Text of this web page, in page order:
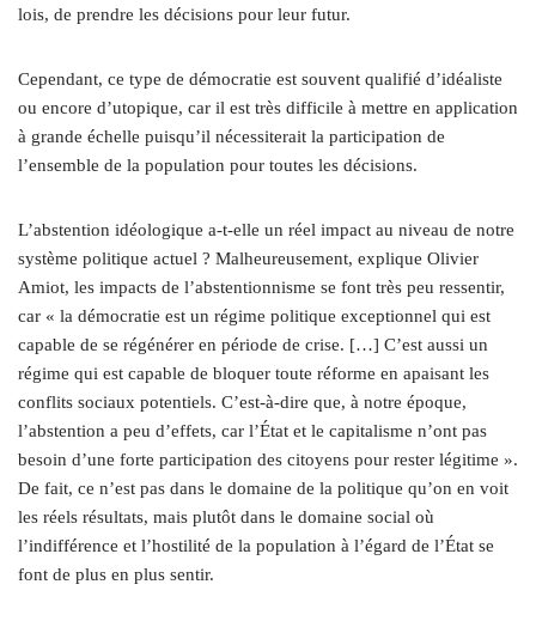
lois, de prendre les décisions pour leur futur.
Cependant, ce type de démocratie est souvent qualifié d’idéaliste
ou encore d’utopique, car il est très difficile à mettre en application
à grande échelle puisqu’il nécessiterait la participation de
l’ensemble de la population pour toutes les décisions.
L’abstention idéologique a‑t-elle un réel impact au niveau de notre
système politique actuel ? Malheureusement, explique Olivier
Amiot, les impacts de l’abstentionnisme se font très peu ressentir,
car « la démocratie est un régime politique exceptionnel qui est
capable de se régénérer en période de crise. […] C’est aussi un
régime qui est capable de bloquer toute réforme en apaisant les
conflits sociaux potentiels. C’est-à-dire que, à notre époque,
l’abstention a peu d’effets, car l’État et le capitalisme n’ont pas
besoin d’une forte participation des citoyens pour rester légitime ».
De fait, ce n’est pas dans le domaine de la politique qu’on en voit
les réels résultats, mais plutôt dans le domaine social où
l’indifférence et l’hostilité de la population à l’égard de l’État se
font de plus en plus sentir.